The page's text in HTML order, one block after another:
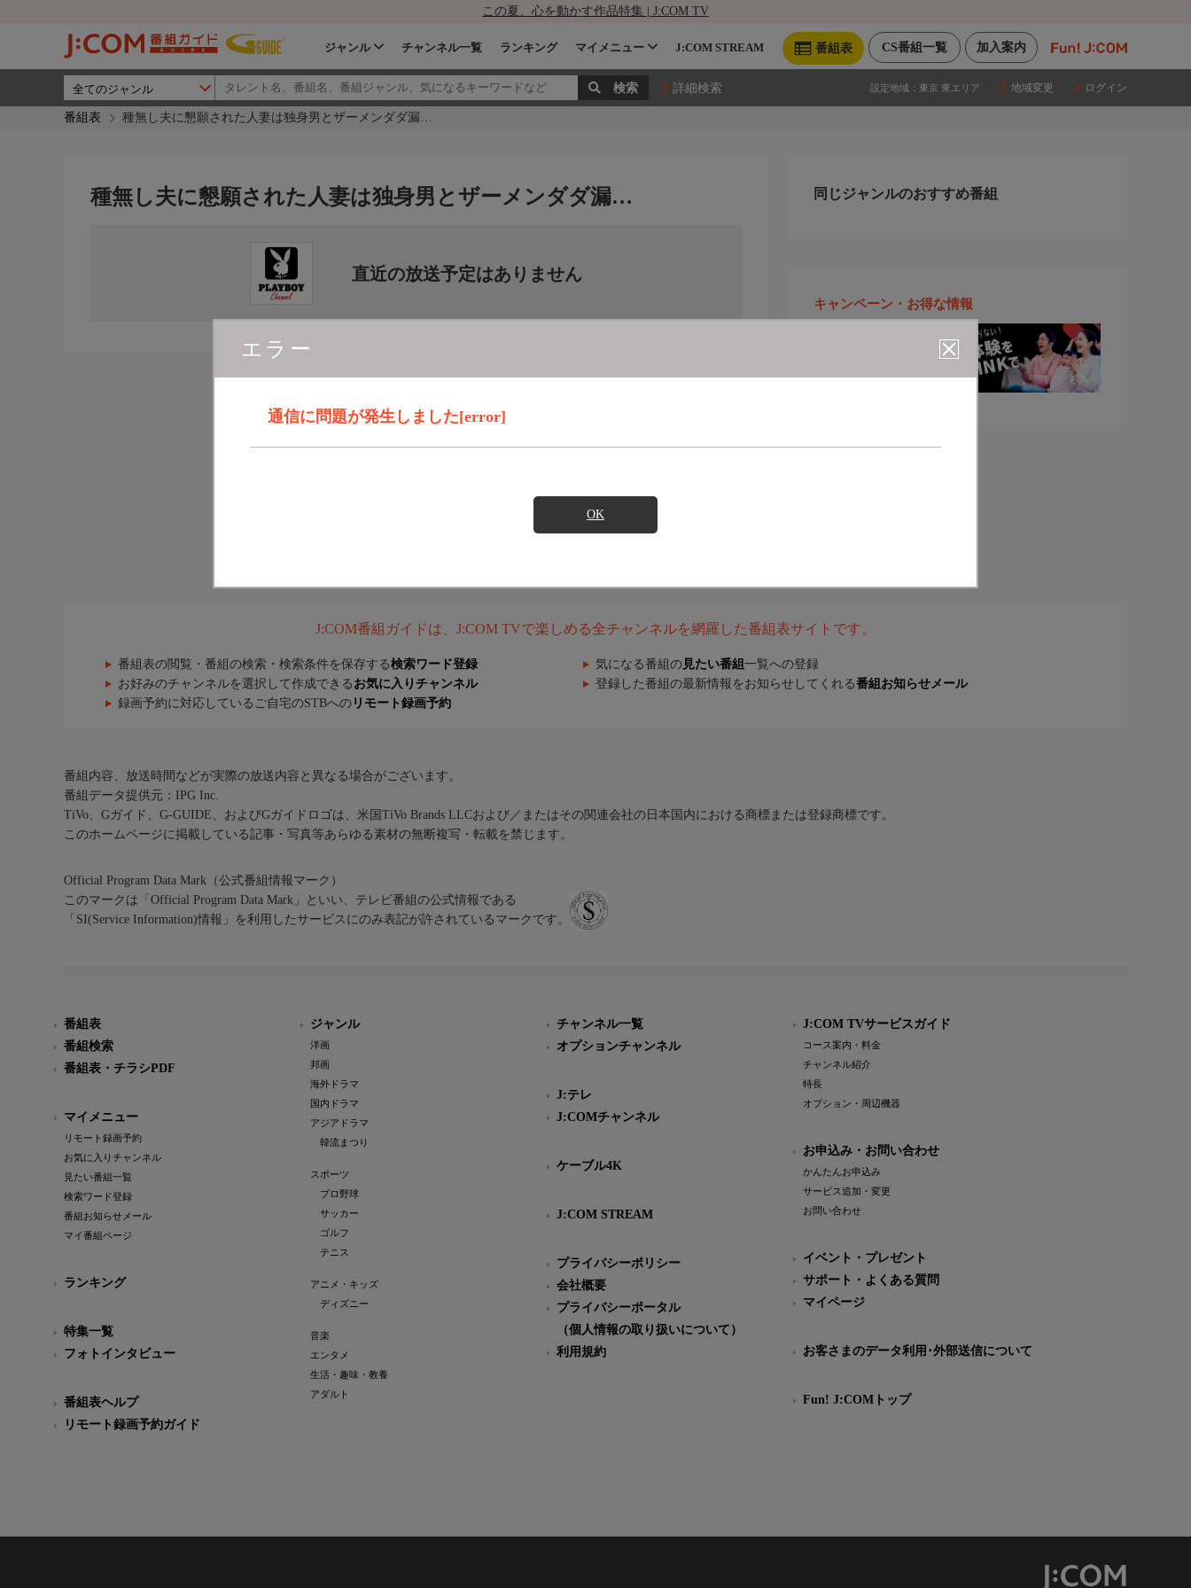
この夏、心を動かす作品特集 | J:COM TV
加入案内
CS番組一覧
番組表
ジャンル チャンネル一覧 ランキング マイメニュー J:COM STREAM
詳細検索 設定地域： 東京 東エリア 地域変更 ログイン
番組表 種無し夫に懇願された人妻は独身男とザーメンダダ漏…
エラー
通信に問題が発生しました[error]
OK
種無し夫に懇願された人妻は独身男とザーメンダダ漏…
直近の放送予定はありません
同じジャンルのおすすめ番組
キャンペーン・お得な情報
J:COM番組ガイドは、J:COM TVで楽しめる全チャンネルを網羅した番組表サイトです。
番組表の閲覧・番組の検索・検索条件を保存する検索ワード登録 気になる番組の 見たい番組 一覧への登録
お好みのチャンネルを選択して作成できる お気に入りチャンネル 登録した番組の最新情報をお知らせしてくれる番組お知らせメール
録画予約に対応しているご自宅のSTBへの リモート録画予約
番組内容、放送時間などが実際の放送内容と異なる場合がございます。
番組データ提供元：IPG Inc.
TiVo、Gガイド、G-GUIDE、およびGガイドロゴは、米国TiVo Brands LLCおよび／またはその関連会社の日本国内における商標または登録商標です。
このホームページに掲載している記事・写真等あらゆる素材の無断複写・転載を禁じます。
Official Program Data Mark（公式番組情報マーク）
このマークは「Official Program Data Mark」といい、テレビ番組の公式情報である
「SI(Service Information)情報」を利用したサービスにのみ表記が許されているマークです。
番組表
番組検索
番組表・チラシPDF
マイメニュー
リモート録画予約
お気に入りチャンネル
見たい番組一覧
検索ワード登録
番組お知らせメール
マイ番組ページ
ランキング
特集一覧
フォトインタビュー
番組表ヘルプ
リモート録画予約ガイド
ジャンル
洋画
邦画
海外ドラマ
国内ドラマ
アジアドラマ
韓流まつり
スポーツ
プロ野球
サッカー
ゴルフ
テニス
アニメ・キッズ
ディズニー
音楽
エンタメ
生活・趣味・教養
アダルト
チャンネル一覧
オプションチャンネル
J:テレ
J:COMチャンネル
ケーブル4K
J:COM STREAM
プライバシーポリシー
会社概要
プライバシーポータル
（個人情報の取り扱いについて）
利用規約
J:COM TVサービスガイド
コース案内・料金
チャンネル紹介
特長
オプション・周辺機器
お申込み・お問い合わせ
かんたんお申込み
サービス追加・変更
お問い合わせ
イベント・プレゼント
サポート・よくある質問
マイページ
お客さまのデータ利用･外部送信について
Fun! J:COMトップ